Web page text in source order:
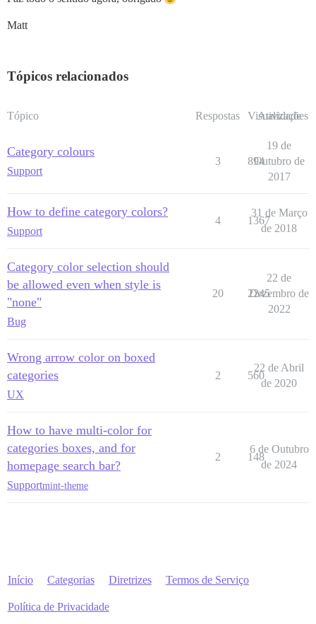
Matt
Tópicos relacionados
Tópico Respostas Visualizações
Atividade
Category colours
Support
3 894
19 de
Outubro de
2017
How to define category colors?
Support
4 1367
31 de Março
de 2018
Category color selection should
be allowed even when style is
"none"
Bug
20 2245
22 de
Dezembro de
2022
Wrong arrow color on boxed
categories
UX
2 560
22 de Abril
de 2020
How to have multi-color for
categories boxes, and for
homepage search bar?
Supportmint-theme
2 148
6 de Outubro
de 2024
Início Categorias Diretrizes Termos de Serviço
Política de Privacidade